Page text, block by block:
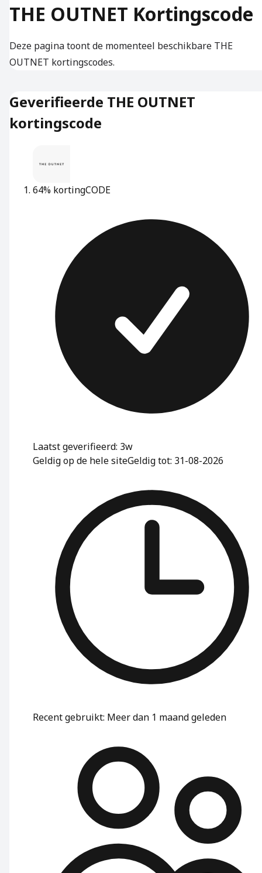
THE OUTNET Kortingscode
Deze pagina toont de momenteel beschikbare THE
OUTNET kortingscodes.
Geverifieerde THE OUTNET
kortingscode
64% kortingCODE
Laatst geverifieerd: 3w
Geldig op de hele siteGeldig tot: 31-08-2026
Recent gebruikt: Meer dan 1 maand geleden